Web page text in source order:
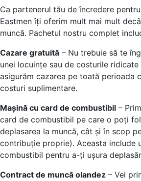
Ca partenerul tău de încredere
Eastmen îți oferim mult mai mult
muncă. Pachetul nostru complet
Cazare gratuită – Nu trebuie să te
unei locuințe sau de costurile
asigurăm cazarea pe toată perioada
costuri suplimentare.
Mașină cu card de combustibil –
card de combustibil pe care o poți
deplasarea la muncă, cât și în scop
contribuție proprie). Aceasta include
combustibil pentru a-ți ușura
Contract de muncă olandez – Vei